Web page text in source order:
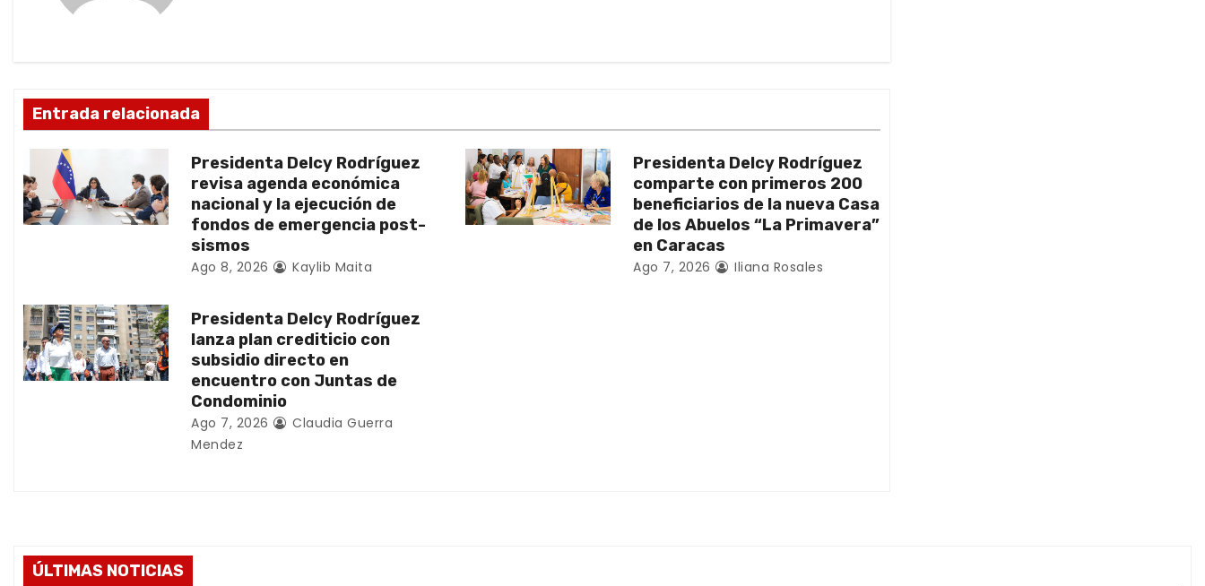
ó
n
d
e
n
t
r
Entrada relacionada
Presidenta Delcy Rodríguez
revisa agenda económica
nacional y la ejecución de
fondos de emergencia post-
sismos
Ago 8, 2026 Kaylib Maita
Presidenta Delcy Rodríguez
comparte con primeros 200
beneficiarios de la nueva Casa
de los Abuelos “La Primavera”
en Caracas
Ago 7, 2026 Iliana Rosales
Presidenta Delcy Rodríguez
lanza plan crediticio con
subsidio directo en
encuentro con Juntas de
Condominio
Ago 7, 2026
Claudia Guerra
Mendez
ÚLTIMAS NOTICIAS